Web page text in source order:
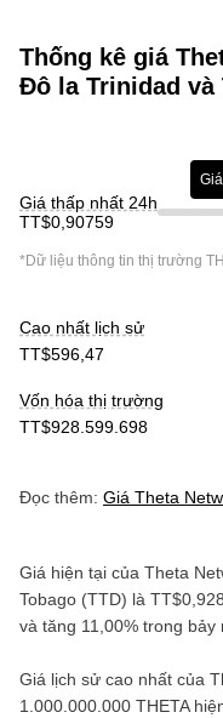
Thống kê giá
Đô la Trinidad và
Giá thấp nhất 24h
TT$0,90759
*Dữ liệu thông tin thị trường
Cao nhất lịch sử
TT$596,47
Vốn hóa thị trường
TT$928.599.698
Đọc thêm: Giá Theta
Giá hiện tại của Theta
Tobago (TTD) là
và tăng 11,00% trong bảy
Giá lịch sử cao nhất của
1.000.000.000 THETA